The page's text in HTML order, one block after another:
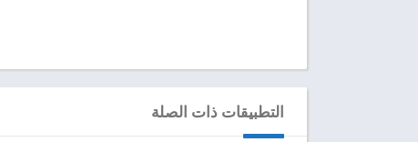
التطبيقات ذات الصلة